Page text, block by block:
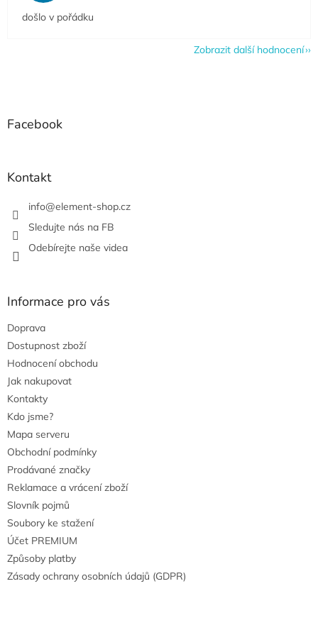
došlo v pořádku
Zobrazit další hodnocení
Facebook
Kontakt
info@element-shop.cz
Sledujte nás na FB
Odebírejte naše videa
Informace pro vás
Doprava
Dostupnost zboží
Hodnocení obchodu
Jak nakupovat
Kontakty
Kdo jsme?
Mapa serveru
Obchodní podmínky
Prodávané značky
Reklamace a vrácení zboží
Slovník pojmů
Soubory ke stažení
Účet PREMIUM
Způsoby platby
Zásady ochrany osobních údajů (GDPR)